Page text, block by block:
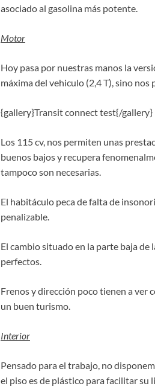
asociado al gasolina más potente.
Motor
Hoy pasa por nuestras manos la
máxima del vehiculo (2,4 T), sino
{gallery}Transit connect test{/gallery}
Los 115 cv, nos permiten unas
buenos bajos y recupera
tampoco son necesarias.
El habitáculo peca de falta de
penalizable.
El cambio situado en la parte baja
perfectos.
Frenos y dirección poco tienen a ver
un buen turismo.
Interior
Pensado para el trabajo, no
el piso es de plástico para facilitar su